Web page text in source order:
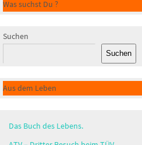
Was suchst Du ?
Suchen
Suchen
Aus dem Leben
Das Buch des Lebens.